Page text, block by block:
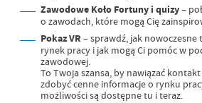
Zawodowe Koło Fortuny i quizy–
o zawodach, które mogą Cię
Pokaz VR – sprawdź, jak
rynek pracy i jak mogą Ci pomóc w
zawodowej.
To Twoja szansa, by nawiązać
zdobyć cenne informacje o rynku
możliwości są dostępne tu i teraz.